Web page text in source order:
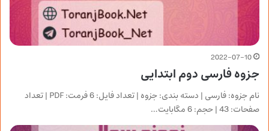
2022-07-10
جزوه فارسی دوم ابتدایی
نام جزوه: فارسی | دسته بندی: جزوه | تعداد فایل: 6 فرمت: PDF | تعداد
صفحات: 43 | حجم: 6 مگابایت…